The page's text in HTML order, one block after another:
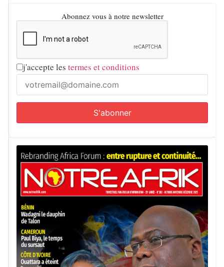
Abonnez vous à notre newsletter
j'accepte les termes et conditions